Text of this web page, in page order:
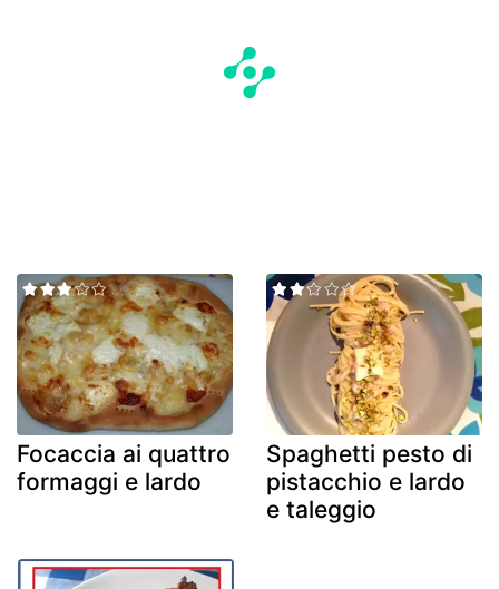
Focaccia ai quattro
formaggi e lardo
Spaghetti pesto di
pistacchio e lardo
e taleggio